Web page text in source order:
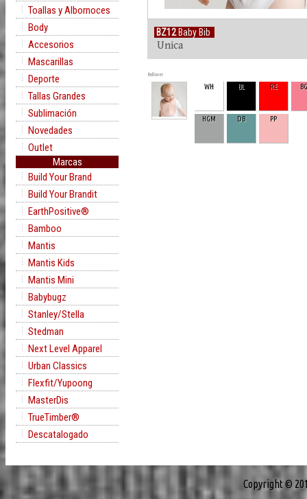
Toallas y Albornoces
Body
Accesorios
Mascarillas
Deporte
Tallas Grandes
Sublimación
Novedades
Outlet
Marcas
Build Your Brand
Build Your Brandit
EarthPositive®
Bamboo
Mantis
Mantis Kids
Mantis Mini
Babybugz
Stanley/Stella
Stedman
Next Level Apparel
Urban Classics
Flexfit/Yupoong
MasterDis
TrueTimber®
Descatalogado
BZ12Baby Bib
Unica
Rollover
WH BL RE
HGM DB PP
Copyright ©